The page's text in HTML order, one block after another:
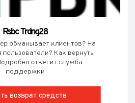
Rsbc Trdng28
обманывает клиентов? На
Как вернуть
ответит служба
поддержки
возврат средств